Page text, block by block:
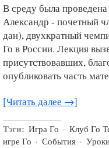
В среду была
Александр - почетный
дан), двухкратный
Го в России. Лекция
присутствовавших,
опубликовать часть
[Читать далее →]
Тэги: Игра Го · Клуб Го
игре Го · События ·